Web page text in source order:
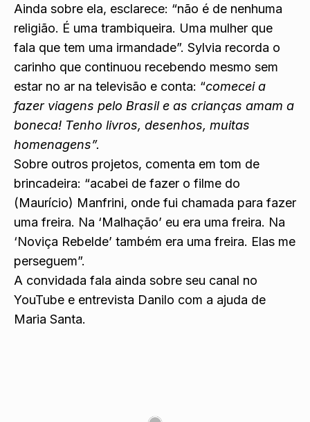
Ainda sobre ela, esclarece: “não é de nenhuma
religião. É uma trambiqueira. Uma mulher que
fala que tem uma irmandade”. Sylvia recorda o
carinho que continuou recebendo mesmo sem
estar no ar na televisão e conta: “comecei a
fazer viagens pelo Brasil e as crianças amam a
boneca! Tenho livros, desenhos, muitas
homenagens”.
Sobre outros projetos, comenta em tom de
brincadeira: “acabei de fazer o filme do
(Maurício) Manfrini, onde fui chamada para fazer
uma freira. Na ‘Malhação’ eu era uma freira. Na
‘Noviça Rebelde’ também era uma freira. Elas me
perseguem”.
A convidada fala ainda sobre seu canal no
YouTube e entrevista Danilo com a ajuda de
Maria Santa.